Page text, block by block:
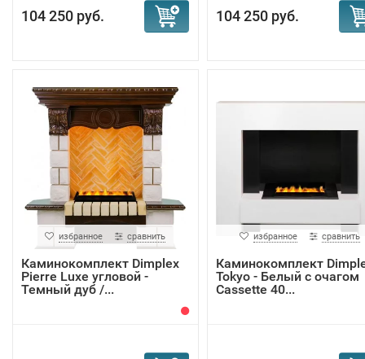
104 250 руб. 104 250 руб.
избранное сравнить
Каминокомплект Dimplex
Pierre Luxe угловой -
Темный дуб /...
избранное сравнить
Каминокомплект
Tokyo - Белый с очагом
Cassette 40...